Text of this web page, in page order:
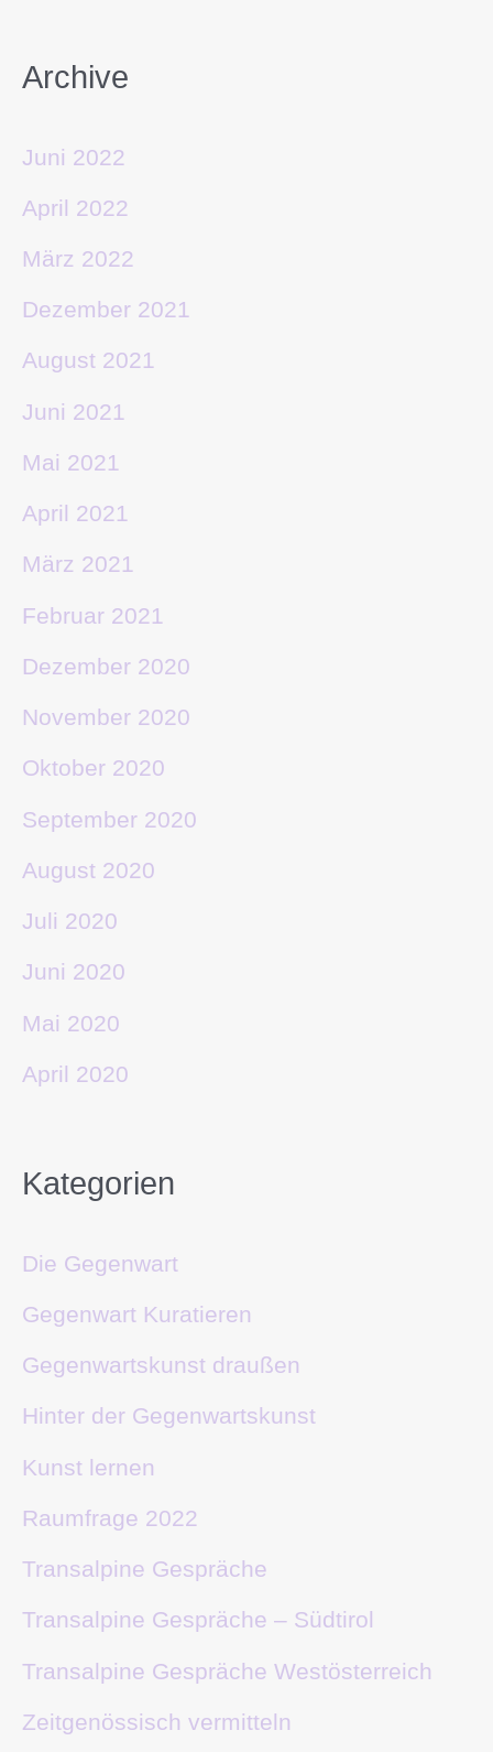
Archive
Juni 2022
April 2022
März 2022
Dezember 2021
August 2021
Juni 2021
Mai 2021
April 2021
März 2021
Februar 2021
Dezember 2020
November 2020
Oktober 2020
September 2020
August 2020
Juli 2020
Juni 2020
Mai 2020
April 2020
Kategorien
Die Gegenwart
Gegenwart Kuratieren
Gegenwartskunst draußen
Hinter der Gegenwartskunst
Kunst lernen
Raumfrage 2022
Transalpine Gespräche
Transalpine Gespräche – Südtirol
Transalpine Gespräche Westösterreich
Zeitgenössisch vermitteln